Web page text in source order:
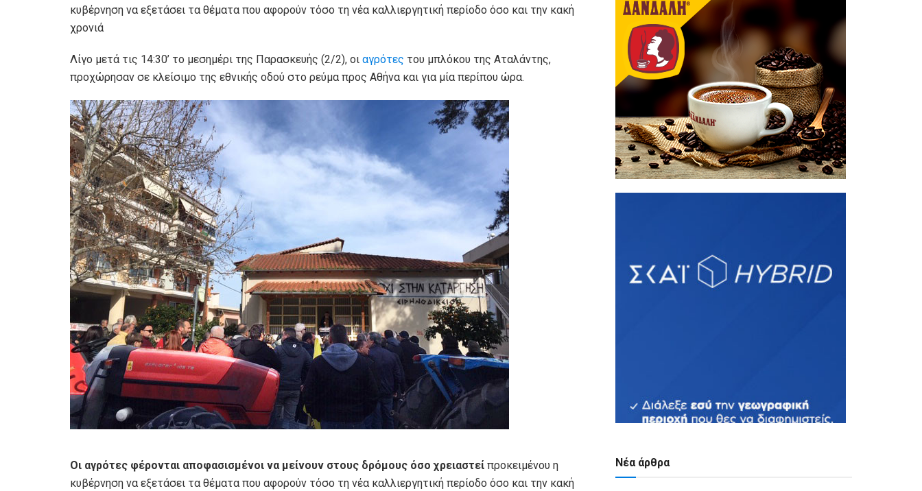
κυβέρνηση να εξετάσει τα θέματα που αφορούν τόσο τη νέα καλλιεργητική περίοδο όσο και την κακή
χρονιά
Λίγο μετά τις 14:30’ το μεσημέρι της Παρασκευής (2/2), οι αγρότες του μπλόκου της Αταλάντης,
προχώρησαν σε κλείσιμο της εθνικής οδού στο ρεύμα προς Αθήνα και για μία περίπου ώρα.
Οι αγρότες φέρονται αποφασισμένοι να μείνουν στους δρόμους όσο χρειαστεί προκειμένου η
κυβέρνηση να εξετάσει τα θέματα που αφορούν τόσο τη νέα καλλιεργητική περίοδο όσο και την κακή
Νέα άρθρα